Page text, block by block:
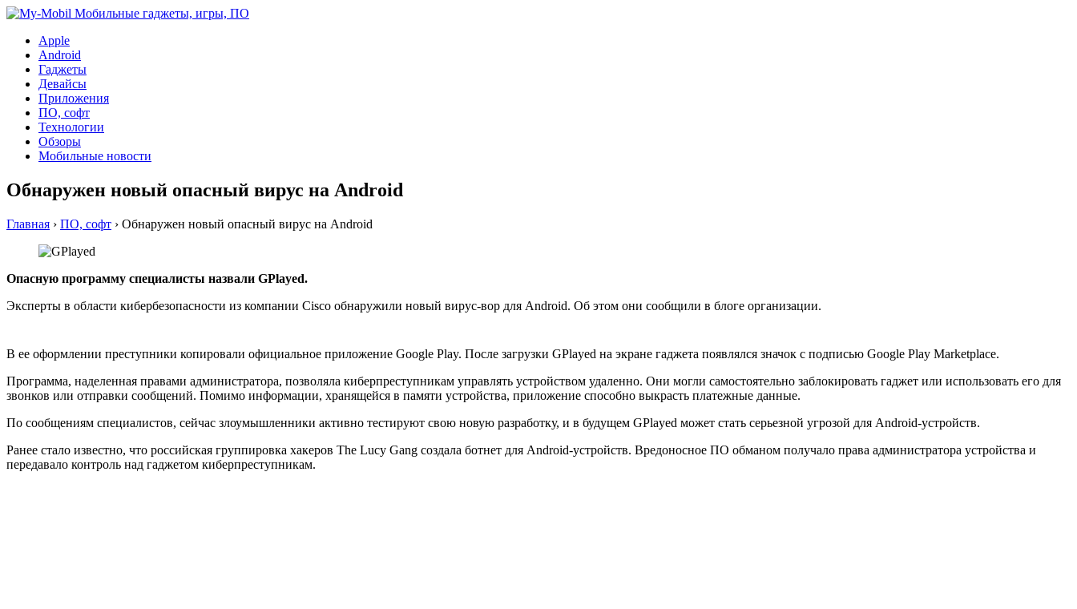
Apple
Android
Гаджеты
Девайсы
Приложения
ПО, софт
Технологии
Обзоры
Мобильные новости
Обнаружен новый опасный вирус на Android
Главная › ПО, софт › Обнаружен новый опасный вирус на Android
Опасную программу специалисты назвали GPlayed.
Эксперты в области кибербезопасности из компании Cisco обнаружили новый вирус-вор для Android. Об этом они сообщили в блоге организации.
В ее оформлении преступники копировали официальное приложение Google Play. После загрузки GPlayed на экране гаджета появлялся значок с подписью Google Play Marketplace.
Программа, наделенная правами администратора, позволяла киберпреступникам управлять устройством удаленно. Они могли самостоятельно заблокировать гаджет или использовать его для
звонков или отправки сообщений. Помимо информации, хранящейся в памяти устройства, приложение способно выкрасть платежные данные.
По сообщениям специалистов, сейчас злоумышленники активно тестируют свою новую разработку, и в будущем GPlayed может стать серьезной угрозой для Android-устройств.
Ранее стало известно, что российская группировка хакеров The Lucy Gang создала ботнет для Android-устройств. Вредоносное ПО обманом получало права администратора устройства и
передавало контроль над гаджетом киберпреступникам.